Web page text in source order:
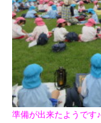
準備が出来たようです♪